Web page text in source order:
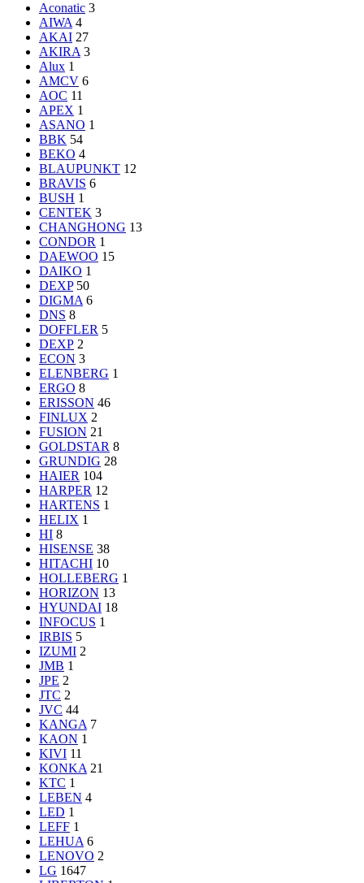
Aconatic 3
AIWA 4
AKAI 27
AKIRA 3
Alux 1
AMCV 6
AOC 11
APEX 1
ASANO 1
BBK 54
BEKO 4
BLAUPUNKT 12
BRAVIS 6
BUSH 1
CENTEK 3
CHANGHONG 13
CONDOR 1
DAEWOO 15
DAIKO 1
DEXP 50
DIGMA 6
DNS 8
DOFFLER 5
DЕХР 2
ECON 3
ELENBERG 1
ERGO 8
ERISSON 46
FINLUX 2
FUSION 21
GOLDSTAR 8
GRUNDIG 28
HAIER 104
HARPER 12
HARTENS 1
HELIX 1
HI 8
HISENSE 38
HITACHI 10
HOLLEBERG 1
HORIZON 13
HYUNDAI 18
INFOCUS 1
IRBIS 5
IZUMI 2
JMB 1
JPE 2
JTC 2
JVC 44
KANGA 7
KAON 1
KIVI 11
KONKA 21
KTC 1
LEBEN 4
LED 1
LEFF 1
LEHUA 6
LENOVO 2
LG 1647